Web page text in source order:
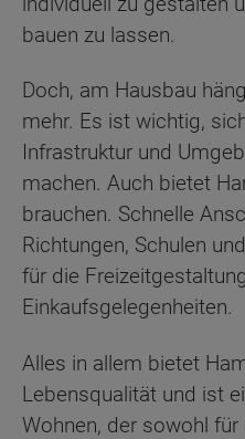
bauen zu lassen.
Doch, am Hausbau
mehr. Es ist wichtig,
Infrastruktur und
machen. Auch bietet
brauchen. Schnelle
Richtungen, Schulen
für die
Einkaufsgelegenheiten.
Alles in allem bietet
Lebensqualität und ist
Wohnen, der sowohl